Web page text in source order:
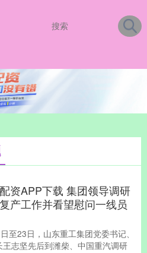
资APP下载 集团领导调研
产工作并看望慰问一线员
至23日，山东重工集团党委书记、
王志坚先后到潍柴、中国重汽调研